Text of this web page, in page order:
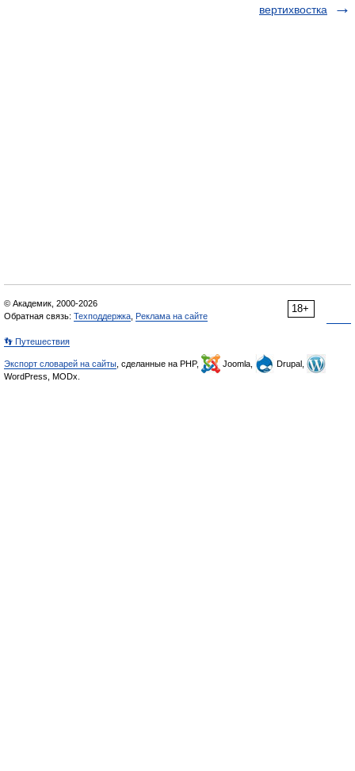
вертихвостка
18+
© Академик, 2000-2026
Обратная связь: Техподдержка Реклама на сайте
👣 Путешествия
Экспорт словарей на сайты , сделанные на PHP, Joomla,
Drupal,
WordPress, MODx.